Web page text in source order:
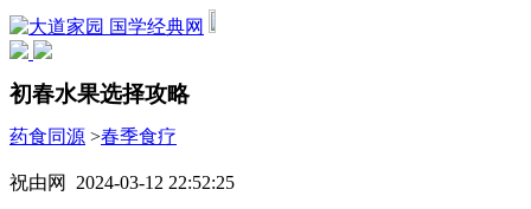
国学经典网
初春水果选择攻略
药食同源 >春季食疗
祝由网 2024-03-12 22:52:25